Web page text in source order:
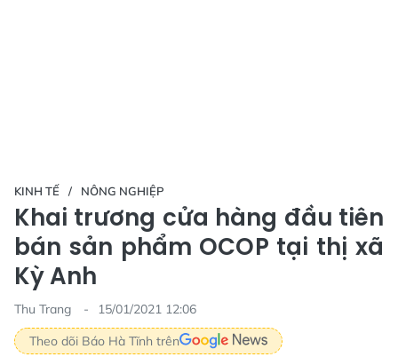
KINH TẾ NÔNG NGHIỆP
Khai trương cửa hàng đầu tiên
bán sản phẩm OCOP tại thị xã
Kỳ Anh
Thu Trang
15/01/2021 12:06
Theo dõi Báo Hà Tĩnh trên